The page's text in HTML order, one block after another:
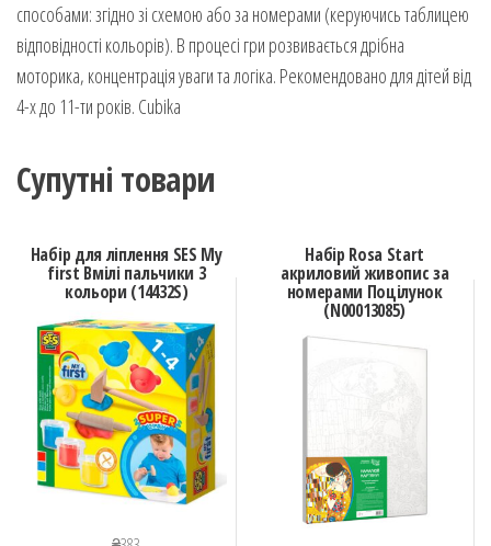
способами: згідно зі схемою або за номерами (керуючись таблицею
відповідності кольорів). В процесі гри розвивається дрібна
моторика, концентрація уваги та логіка. Рекомендовано для дітей від
4-х до 11-ти років. Cubika
Супутні товари
Набір для ліплення SES My
first Вмілі пальчики 3
кольори (14432S)
Набір Rosa Start
акриловий живопис за
номерами Поцілунок
(N00013085)